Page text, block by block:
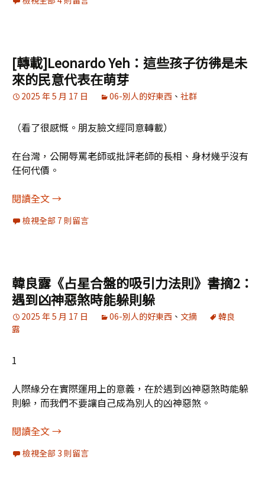
[轉載]Leonardo Yeh：這些孩子彷彿是未
來的民意代表在萌芽
2025 年 5 月 17 日 06-別人的好東西 、 社群
（看了很感慨。朋友臉文經同意轉載）
在台灣，公開辱罵老師或批評老師的長相、身材幾乎沒有
任何代價。
閱讀全文[轉載]Leonardo Yeh：這些孩子彷彿是未來的民意
→
檢視全部 7 則留言
韓良露《占星合盤的吸引力法則》書摘2：
遇到凶神惡煞時能躲則躲
2025 年 5 月 17 日 06-別人的好東西 、 文摘
韓良
露
1
人際緣分在實際運用上的意義，在於遇到凶神惡煞時能躲
則躲，而我們不要讓自己成為別人的凶神惡煞。
閱讀全文韓良露《占星合盤的吸引力法則》書摘2：遇到凶
→
檢視全部 3 則留言